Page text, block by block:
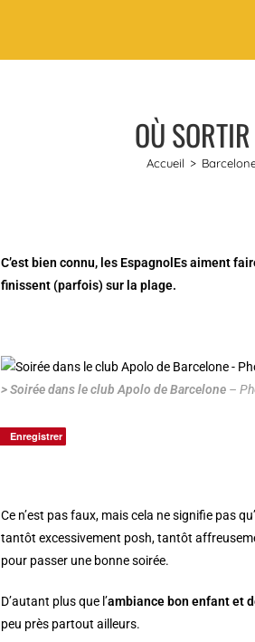
OÙ
Accueil >
C’est bien connu, les EspagnolEs aiment
finissent (parfois) sur la plage.
> Soirée dans le club Apolo de Barcelone –
Ce n’est pas faux, mais cela ne signifie pas
tantôt excessivement posh, tantôt
pour passer une bonne soirée.
D’autant plus que l’ambiance bon enfant et
peu près partout ailleurs.
Enregistrer
Enregistrer